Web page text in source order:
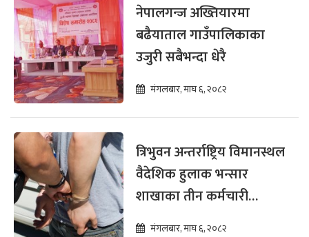
नेपालगन्ज अख्तियारमा
बढैयाताल गाउँपालिकाका
उजुरी सबैभन्दा धेरै
मंगलबार, माघ ६, २०८२
त्रिभुवन अन्तर्राष्ट्रिय विमानस्थल
वैदेशिक हुलाक भन्सार
शाखाका तीन कर्मचारी
घुससहित पक्राउ
मंगलबार, माघ ६, २०८२